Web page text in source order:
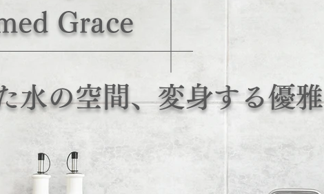
Grace
水の空間、変身する優雅